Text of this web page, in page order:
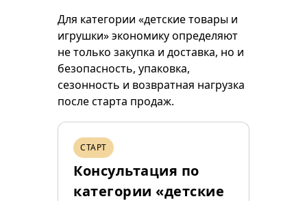
Для категории «детские товары и
игрушки» экономику определяют
не только закупка и доставка, но и
безопасность, упаковка,
сезонность и возвратная нагрузка
после старта продаж.
СТАРТ
Консультация по
категории «детские